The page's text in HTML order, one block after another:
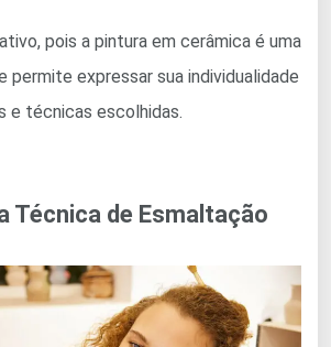
pois a pintura em cerâmica é uma
permite expressar sua individualidade
e técnicas escolhidas.
Técnica de Esmaltação